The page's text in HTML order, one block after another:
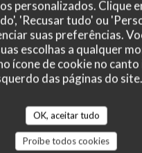
personalizados. Clique
'Recusar tudo' ou
suas preferências.
escolhas a qualquer
ícone de cookie no
das páginas do
OK, aceitar tudo
Proíbe todos cookies
ses lutins sont au top..